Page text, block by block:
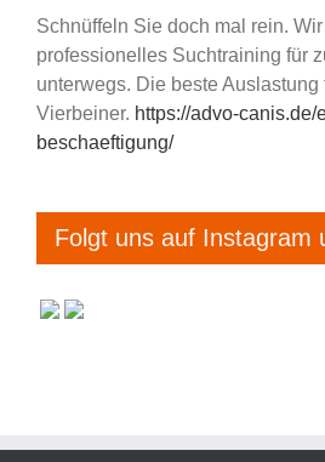
Schnüffeln Sie doch mal rein.
professionelles Suchtraining für
unterwegs. Die beste Auslastung
Vierbeiner. https://advo-canis.de/
beschaeftigung/
Folgt uns auf Instagram